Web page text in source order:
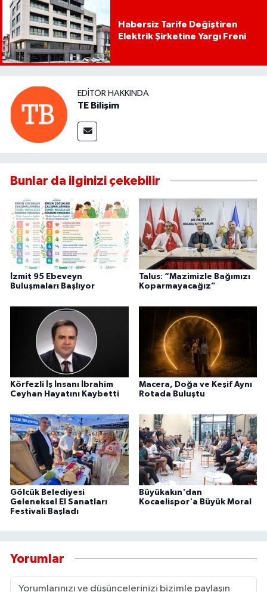
Habersiz Tarife Değiştiren
Elektrik Şirketine Yargı Freni
EDITÖR HAKKINDA
TE Bilişim
Bunlar da ilginizi çekebilir
İzmit 95 Ebeveyn
Buluşmaları Başlıyor
Talus: “Mazimizle Bağımızı
Koparmayacağız”
Körfezli İş İnsanı İbrahim
Ceyhan Hayatını Kaybetti
Macera, Doğa ve Keşif Aynı
Rotada Buluştu
Gölcük Belediyesi
Geleneksel El Sanatları
Festivali Başladı
Büyükakın'dan
Kocaelispor'a Büyük Moral
Yorumlar